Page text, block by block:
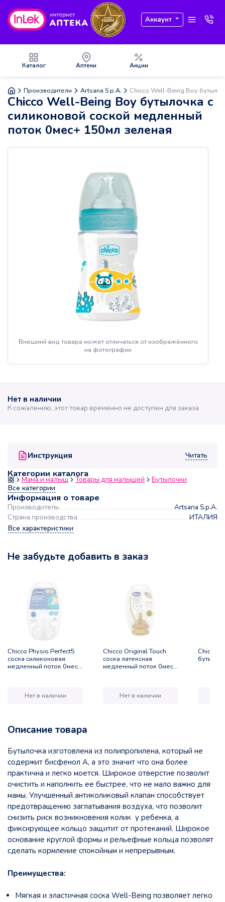
Аккаунт
Каталог Аптеки Акции
Производители Artsana S.p.A. Chicco Well-Being Boy
Chicco Well-Being Boy бутылочка с
силиконовой соской медленный
поток 0мес+ 150мл зеленая
Внешний вид товара может отличаться от изображённого
на фотографии
Инструкция Читать
Категории каталога
Мама и малыш Товары для малышей
Бутылочки
Все категории
Информация о товаре
Производитель
Artsana S.p.A.
Страна производства
ИТАЛИЯ
Все характеристики
Не забудьте добавить в заказ
Chicco Physio Perfect5
соска силиконовая
медленный поток 0мес+
Нет в наличии
Chicco Original Touch
соска латексная
медленный поток 0мес+
Нет в наличии
Chicco
Описание товара
Бутылочка изготовлена из полипропилена, который не
содержит бисфенол А, а это значит что она более
практична и легко моется. Широкое отверстие позволит
очистить и наполнить ее быстрее, что не мало важно для
мамы. Улучшенный антиколиковый клапан способствует
предотвращению заглатывания воздуха, что позволит
снизить риск возникновения колик у ребенка, а
фиксирующее кольцо защитит от протеканий. Широкое
основание круглой формы и рельефные кольца позволят
сделать кормление спокойным и непрерывным.
Преимущества:
Мягкая и эластичная соска Well-Being позволяет легко
Нет в наличии
К сожалению, этот товар временно не доступен для заказа